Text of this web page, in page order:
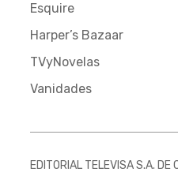
Esquire
Harper’s Bazaar
TVyNovelas
Vanidades
EDITORIAL TELEVISA S.A. DE